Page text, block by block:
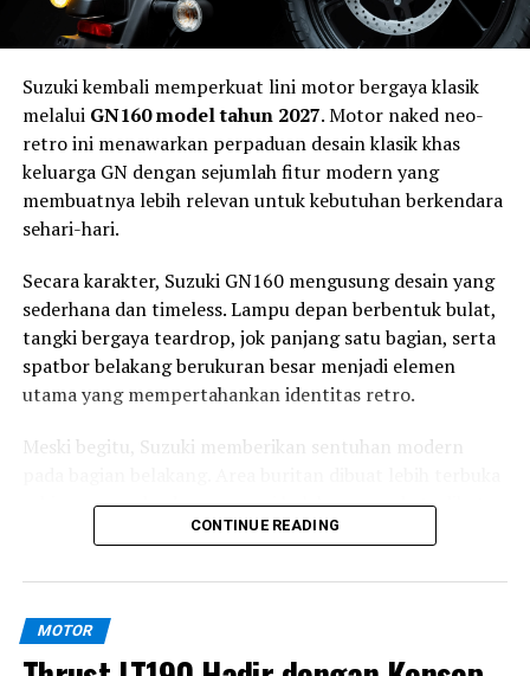
Suzuki kembali memperkuat lini motor bergaya klasik
melalui GN160 model tahun 2027. Motor naked neo-
retro ini menawarkan perpaduan desain klasik khas
keluarga GN dengan sejumlah fitur modern yang
membuatnya lebih relevan untuk kebutuhan berkendara
sehari-hari.
Secara karakter, Suzuki GN160 mengusung desain yang
sederhana dan timeless. Lampu depan berbentuk bulat,
tangki bergaya teardrop, jok panjang satu bagian, serta
spatbor belakang berukuran besar menjadi elemen
utama yang mempertahankan identitas retro.
Meski begitu, Suzuki memberikan sentuhan modern
sehingga rangka dan suspensi belakang ganda terlihat
jelas dan memberikan kesan klasik yang lebih kuat.
CONTINUE READING
MOTOR